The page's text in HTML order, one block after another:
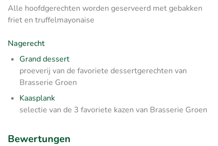
Alle hoofdgerechten worden geserveerd met gebakken
friet en truffelmayonaise
Nagerecht
Grand dessert
proeverij van de favoriete dessertgerechten van
Brasserie Groen
Kaasplank
selectie van de 3 favoriete kazen van Brasserie Groen
Bewertungen